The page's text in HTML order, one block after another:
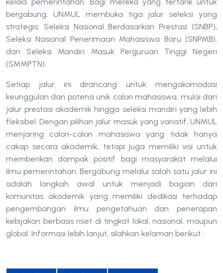
bergabung, UNMUL membuka tiga jalur seleksi yang
strategis: Seleksi Nasional Berdasarkan Prestasi (SNBP),
Seleksi Nasional Penerimaan Mahasiswa Baru (SNPMB),
dan Seleksi Mandiri Masuk Perguruan Tinggi Negeri
(SMMPTN).
Setiap jalur ini dirancang untuk mengakomodasi
keunggulan dan potensi unik calon mahasiswa, mulai dari
jalur prestasi akademik hingga seleksi mandiri yang lebih
fleksibel. Dengan pilihan jalur masuk yang variatif, UNMUL
menjaring calon-calon mahasiswa yang tidak hanya
cakap secara akademik, tetapi juga memiliki visi untuk
memberikan dampak positif bagi masyarakat melalui
ilmu pemerintahan. Bergabung melalui salah satu jalur ini
adalah langkah awal untuk menjadi bagian dari
komunitas akademik yang memiliki dedikasi terhadap
pengembangan ilmu pengetahuan dan penerapan
kebijakan berbasis riset di tingkat lokal, nasional, maupun
global. Informasi lebih lanjut, silahkan kelaman berikut :